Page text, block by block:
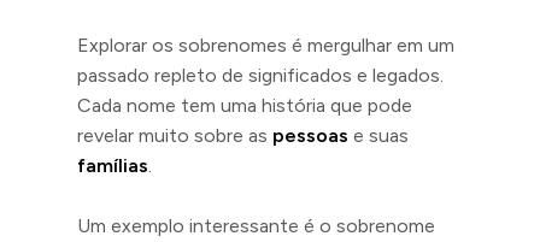
Explorar os sobrenomes é mergulhar em um
passado repleto de significados e legados.
Cada nome tem uma história que pode
revelar muito sobre as pessoas e suas
famílias.
Um exemplo interessante é o sobrenome